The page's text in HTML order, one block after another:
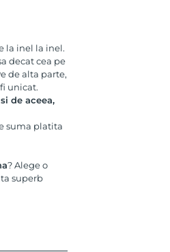
la inel la inel.
decat cea pe
de alta parte,
unicat.
de aceea,
suma platita
? Alege o
superb